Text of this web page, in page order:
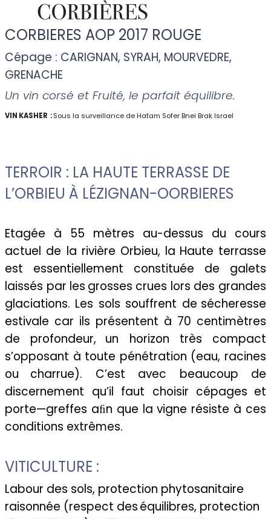
CORBIERES AOP 2017 ROUGE
Cépage : CARIGNAN, SYRAH, MOURVEDRE,
GRENACHE
Un vin corsé et Fruité, le parfait équilibre.
VIN KASHER :Sous la surveillance de Hatam Sofer Bnei Brak Israel
TERROIR : LA HAUTE TERRASSE DE
L’ORBIEU À LÉZIGNAN-OORBIERES
Etagée à 55 mètres au-dessus du cours
actuel de la rivière Orbieu, la Haute terrasse
est essentiellement constituée de galets
laissés par les grosses crues lors des grandes
glaciations. Les sols souffrent de sécheresse
estivale car ils présentent à 70 centimètres
de profondeur,
un horizon très compact
s’opposant à toute pénétration (eau, racines
ou
charrue). C’est avec beaucoup de
discernement qu’il faut choisir cépages et
porte—greffes aﬁn que la vigne résiste à ces
conditions extrêmes.
VITICULTURE :
Labour des sols, protection phytosanitaire
raisonnée (respect deséquilibres, protection